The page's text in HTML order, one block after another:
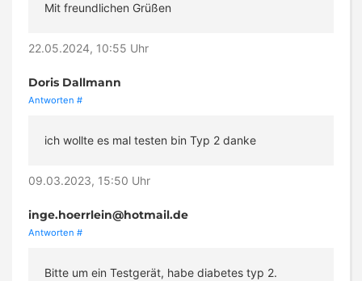
Mit freundlichen Grüßen
22.05.2024, 10:55 Uhr
Doris Dallmann
Antworten #
ich wollte es mal testen bin Typ 2 danke
09.03.2023, 15:50 Uhr
inge.hoerrlein@hotmail.de
Antworten #
Bitte um ein Testgerät, habe diabetes typ 2.